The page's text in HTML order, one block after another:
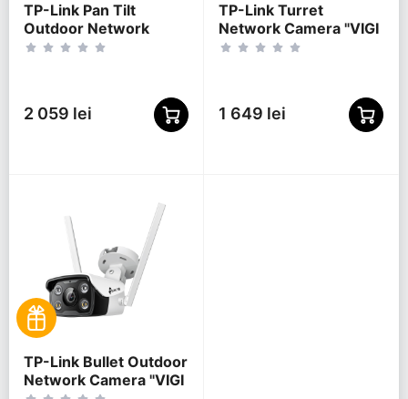
TP-Link Pan Tilt
Outdoor Network
Camera"VIGI C540",
2 059 lei
TP-Link Turret
Network Camera "VIGI
C440-W", 4mm, 4MP,
1 649 lei
TP-Link Bullet Outdoor
Network Camera "VIGI